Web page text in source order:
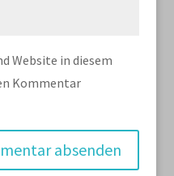
Website in diesem
Kommentar